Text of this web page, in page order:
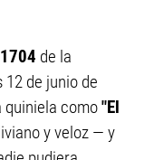
de la
de junio de
quiniela como"El
y veloz — y